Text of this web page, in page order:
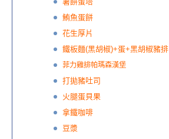
鮪魚蛋餅
花生厚片
鐵板麵(黑胡椒)+蛋+黑胡椒豬排
菲力雞排帕瑪森漢堡
打拋豬吐司
火腿蛋貝果
拿鐵咖啡
豆漿